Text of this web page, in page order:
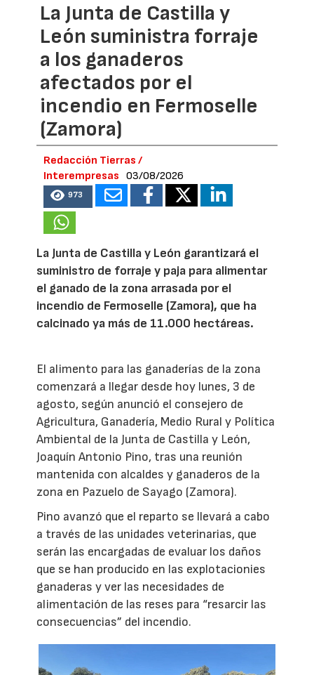
La Junta de Castilla y
León suministra forraje
a los ganaderos
afectados por el
incendio en Fermoselle
(Zamora)
Redacción Tierras /
Interempresas
03/08/2026
973
La Junta de Castilla y León garantizará el
suministro de forraje y paja para alimentar
el ganado de la zona arrasada por el
incendio de Fermoselle (Zamora), que ha
calcinado ya más de 11.000 hectáreas.
El alimento para las ganaderías de la zona
comenzará a llegar desde hoy lunes, 3 de
agosto, según anunció el consejero de
Agricultura, Ganadería, Medio Rural y Política
Ambiental de la Junta de Castilla y León,
Joaquín Antonio Pino, tras una reunión
mantenida con alcaldes y ganaderos de la
zona en Pazuelo de Sayago (Zamora).
Pino avanzó que el reparto se llevará a cabo
a través de las unidades veterinarias, que
serán las encargadas de evaluar los daños
que se han producido en las explotacionies
ganaderas y ver las necesidades de
alimentación de las reses para “resarcir las
consecuencias” del incendio.